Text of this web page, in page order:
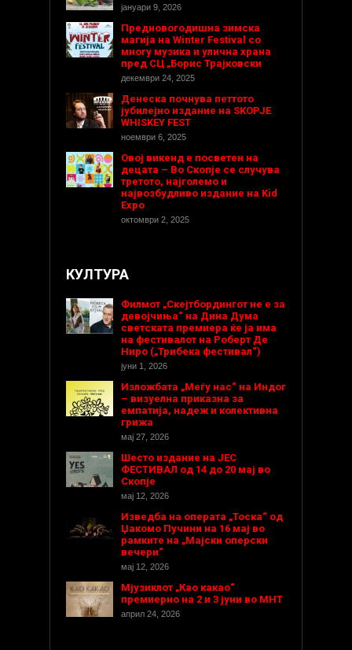
јануари 9, 2026
Предновогодишнa зимска
магија на Winter Festival со
многу музика и улична храна
пред СЦ „Борис Трајковски
декември 24, 2025
Денеска почнува петтото
јубилејно издание на SKOPJE
WHISKEY FEST
ноември 6, 2025
Овој викенд е посветен на
децата – Во Скопје се случува
третото, најголемо и
највозбудливо издание на Kid
Expo
октомври 2, 2025
КУЛТУРА
Филмот „Скејтбордингот не е за
девојчиња“ на Дина Дума
светската премиера ќе ја има
на фестивалот на Роберт Де
Ниро („Трибека фестивал“)
јуни 1, 2026
Изложбата „Меѓу нас“ на Индог
– визуелна приказна за
емпатија, надеж и колективна
грижа
мај 27, 2026
Шесто издание на ЈЕС
ФЕСТИВАЛ од 14 до 20 мај во
Скопје
мај 12, 2026
Изведба на операта „Тоска“ од
Џакомо Пучини на 16 мај во
рамките на „Мајски оперски
вечери“
мај 12, 2026
Мјузиклот „Као какао“
премиерно на 2 и 3 јуни во МНТ
април 24, 2026